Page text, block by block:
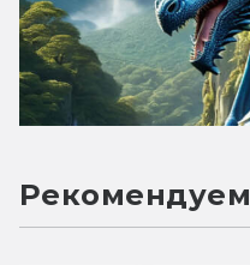
Рекомендуем